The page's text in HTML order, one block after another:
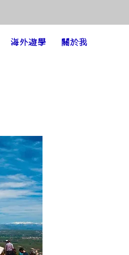
海外遊學 關於我